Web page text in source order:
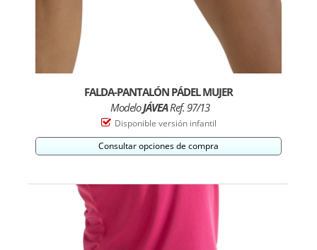
FALDA-PANTALÓN PÁDEL MUJER
ModeloJÁVEARef. 97/13
Disponible versión infantil
Consultar opciones de compra